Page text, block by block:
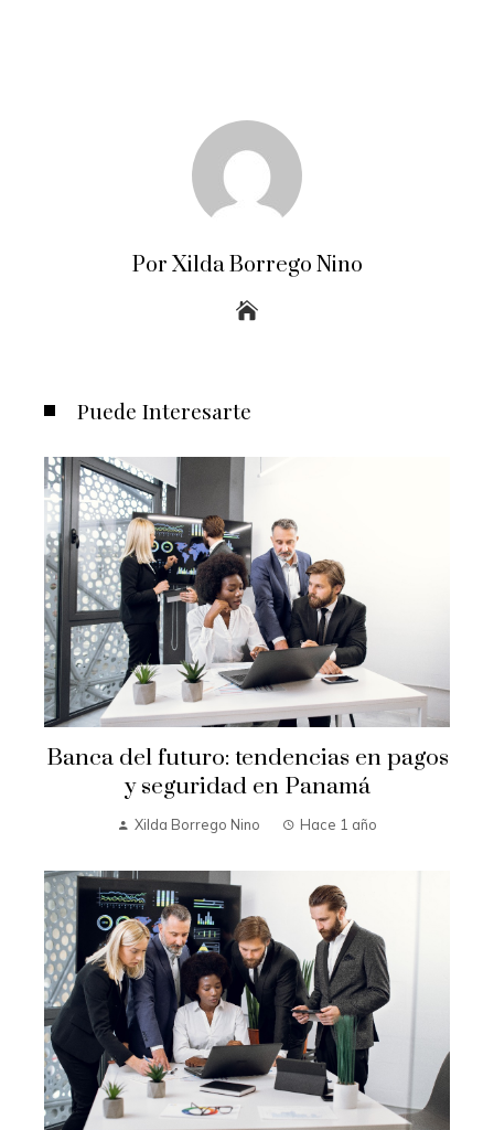
Por Xilda Borrego Nino
Puede Interesarte
Banca del futuro: tendencias en pagos
y seguridad en Panamá
Xilda Borrego Nino Hace 1 año